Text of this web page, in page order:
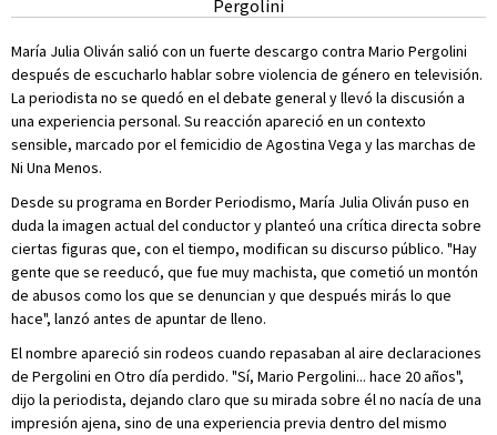
María Julia Oliván salió con un fuerte descargo contra Mario Pergolini
después de escucharlo hablar sobre violencia de género en televisión.
La periodista no se quedó en el debate general y llevó la discusión a
una experiencia personal. Su reacción apareció en un contexto
sensible, marcado por el femicidio de Agostina Vega y las marchas de
Ni Una Menos.
Desde su programa en Border Periodismo, María Julia Oliván puso en
duda la imagen actual del conductor y planteó una crítica directa sobre
ciertas figuras que, con el tiempo, modifican su discurso público. "Hay
gente que se reeducó, que fue muy machista, que cometió un montón
de abusos como los que se denuncian y que después mirás lo que
hace", lanzó antes de apuntar de lleno.
El nombre apareció sin rodeos cuando repasaban al aire declaraciones
de Pergolini en Otro día perdido. "Sí, Mario Pergolini... hace 20 años",
dijo la periodista, dejando claro que su mirada sobre él no nacía de una
impresión ajena, sino de una experiencia previa dentro del mismo